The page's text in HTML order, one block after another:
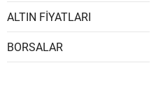
ALTIN FİYATLARI
BORSALAR